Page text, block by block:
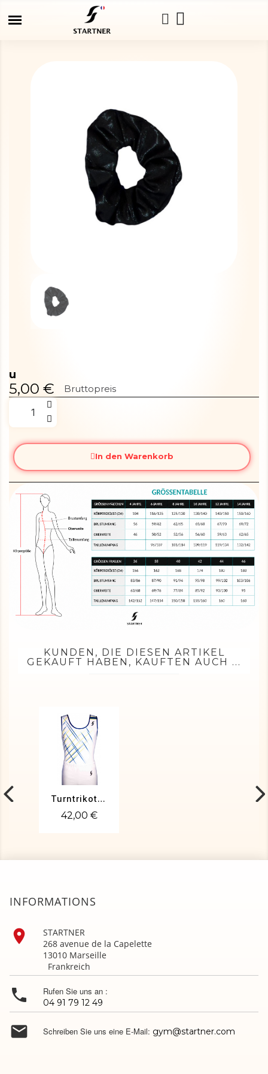
u
5,00 € Bruttopreis
In den Warenkorb
KUNDEN, DIE DIESEN ARTIKEL
GEKAUFT HABEN, KAUFTEN AUCH ...
Turntrikot OCTAVE-02
42,00 €
INFORMATIONS

STARTNER
268 avenue de la Capelette
13010 Marseille
Frankreich
 Rufen Sie uns an :
04 91 79 12 49
 Schreiben Sie uns eine E-Mail: gym@startner.com